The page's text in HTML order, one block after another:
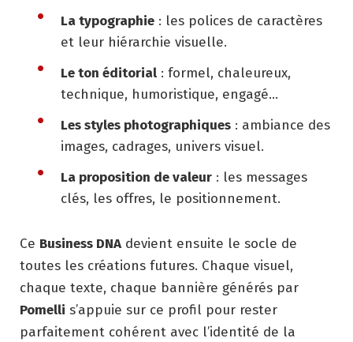
La typographie : les polices de caractères
et leur hiérarchie visuelle.
Le ton éditorial : formel, chaleureux,
technique, humoristique, engagé…
Les styles photographiques : ambiance des
images, cadrages, univers visuel.
La proposition de valeur : les messages
clés, les offres, le positionnement.
Ce Business DNA devient ensuite le socle de
toutes les créations futures. Chaque visuel,
chaque texte, chaque bannière générés par
Pomelli s’appuie sur ce profil pour rester
parfaitement cohérent avec l’identité de la